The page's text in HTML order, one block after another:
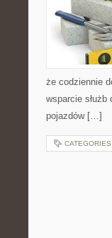
że codziennie
wsparcie
pojazdów […]
CATEGORIES: